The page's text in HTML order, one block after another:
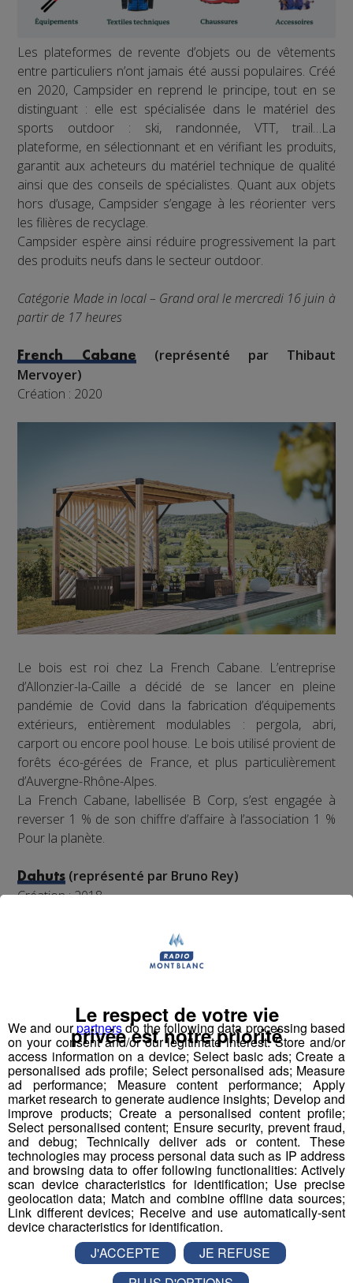
Les plateformes de revente d’objets ou de vêtements
entre particuliers n’ont jamais été aussi populaires. Créé
en 2020, Campsider en reprend le principe, tout en se
distinguant : elle est spécialisée dans le matériel des
sports outdoor : ski, randonnée, VTT, trail…La
plateforme, en sélectionnant et en vérifiant les produits,
garantit aux acheteurs du matériel technique de qualité
ainsi que des conseils de spécialistes. Quant aux objets
hors d’usage, Campsider s’engage à les réorienter vers
les filières de recyclage.
Campsider espère ainsi réduire progressivement la part
des produits neufs dans le secteur outdoor.
Catégorie Made in local – Grand oral le mercredi 16 juin à
partir de 17 heures
French Cabane
(représenté par Thibaut
Mervoyer)
Création : 2020
Le bois est roi chez La French Cabane. L’entreprise
d’Allonzier-la-Caille a décidé de se lancer en pleine
pandémie de Covid dans la fabrication d’équipements
extérieurs, entièrement modulables : pergola, abri,
carport ou encore pool house. Le bois utilisé provient de
forêts éco-gérées de France, et plus particulièrement
d’Auvergne-Rhône-Alpes.
La French Cabane, labellisée B Corp, s’est engagée à
reverser 1 % de son chiffre d’affaire à l’association 1 %
Pour la planète.
Dahuts (représenté par Bruno Rey)
Création : 2018
Chez Dahuts, fabrication de mobiliers rime avec
démarche zéro déchet. Pour concevoir ses meubles,
l’entreprise récupère auprès de ses partenaires
industriels locaux les déchets en bois, tels que les
palettes.
En plus de cette démarche qui fait la part belle à
l’écologie et aux circuits courts, Dahuts remplit un rôle
social et sociétal : elle fait travailler les personnes en
difficulté grâce notamment à un partenariat avec l’APEI
de Thonon.
De quoi respecter sa devise : « prospérer sans nuire ».
We and ourpartnersdo the following data processing based
on your consent and/or our legitimate interest: Store and/or
access information on a device; Select basic ads; Create a
personalised ads profile; Select personalised ads; Measure
ad performance; Measure content performance; Apply
market research to generate audience insights; Develop and
improve products; Create a personalised content profile;
Select personalised content; Ensure security, prevent fraud,
and debug; Technically deliver ads or content. These
technologies may process personal data such as IP address
and browsing data to offer following functionalities: Actively
scan device characteristics for identification; Use precise
geolocation data; Match and combine offline data sources;
Link different devices; Receive and use automatically-sent
device characteristics for identification.
Le respect de votre vie
privée est notre priorité
J'ACCEPTE
JE REFUSE